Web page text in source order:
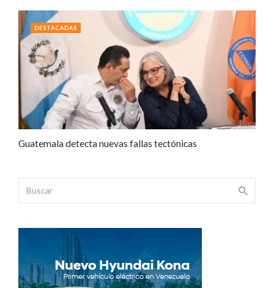
Guatemala detecta nuevas fallas tectónicas
DESTACADAS